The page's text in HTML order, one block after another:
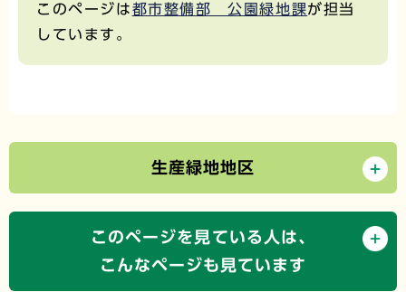
このページは都市整備部 公園緑地課が担当
しています。
生産緑地地区
このページを見ている人は、
こんなページも見ています